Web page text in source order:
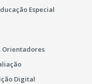
Especial
Orientadores
Digital